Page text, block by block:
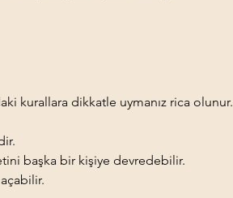
kurallara dikkatle uymanız rica olunur.
başka bir kişiye devredebilir.